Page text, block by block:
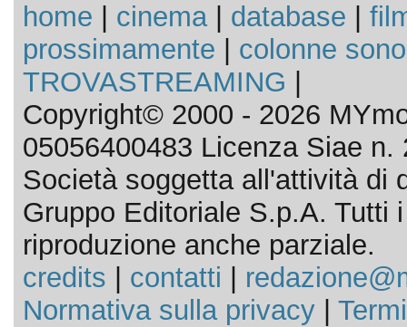
home cinema| database
prossimamente
colonne
TROVASTREAMING
Copyright© 2000 - 2026
05056400483 Licenza Siae n.
Società soggetta all'attività di
Gruppo Editoriale S.p.A. Tutti
riproduzione anche parziale.
credits
contatti
Normativa sulla privacy|